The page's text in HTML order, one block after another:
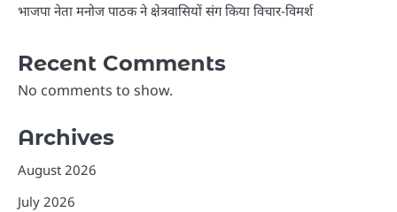
भाजपा नेता मनोज पाठक ने क्षेत्रवासियों संग किया विचार-विमर्श
Recent Comments
No comments to show.
Archives
August 2026
July 2026